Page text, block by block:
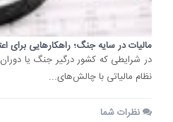
مالیات در سایه جنگ؛ راهکارهایی برای
در شرایطی که کشور درگیر جنگ یا
نظام مالیاتی با چالش‌های...
نظرات شما